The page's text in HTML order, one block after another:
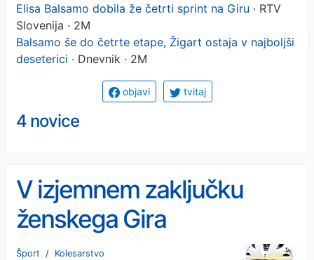
Elisa Balsamo dobila že četrti sprint na Giru · RTV
Slovenija · 2M
Balsamo še do četrte etape, Žigart ostaja v najboljši
deseterici · Dnevnik · 2M
objavi tvitaj
4 novice
V izjemnem zaključku
ženskega Gira
zmagoslavje Demi
Šport / Kolesarstvo